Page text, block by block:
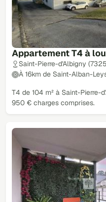
Appartement T4 à
Saint-Pierre-d'Albigny
À 16km de Saint-Alban-
T4 de 104 m² à Saint-Pierre-
950 € charges comprises.